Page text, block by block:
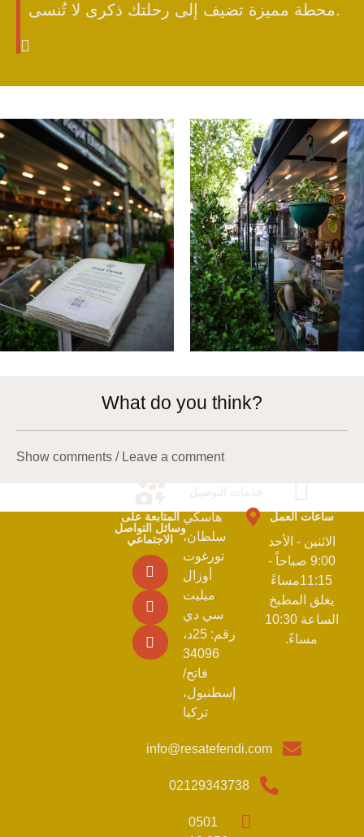
محطة مميزة تضيف إلى رحلتك ذكرى لا تُنسى.
What do you think?
Show comments / Leave a comment
ساعات العمل
الاثنين - الأحد
9:00 صباحاً -
11:15مساءً
يغلق المطبخ
الساعة 10:30
مساءً.
هاسكي
سلطان،
تورغوت
أوزال
ميليت
سي دي
رقم: 25د،
34096
فاتح/
إسطنبول،
تركيا
info@resatefendi.com
02129343738
0501
المتابعة على
وسائل التواصل
الاجتماعي